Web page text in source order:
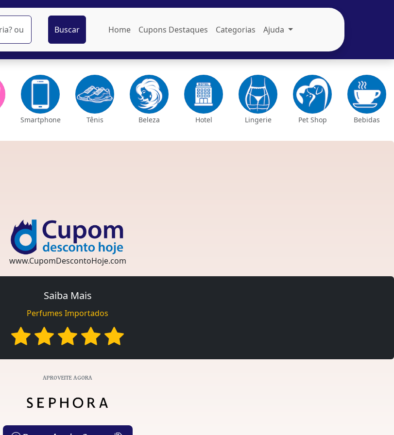
Buscar Home Cupons Destaques Categorias Ajuda
Smartphone Tênis Beleza Hotel Lingerie Pet Shop Bebidas
www.CupomDescontoHoje.com
Saiba Mais
Perfumes Importados
APROVEITE AGORA